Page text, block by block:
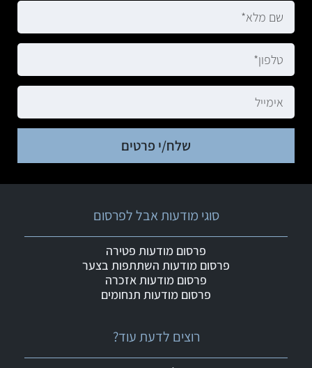
שלח/י פרטים
רוצים לדעת עוד?
סוגי מודעות אבל לפרסום
פרסום מודעות פטירה
פרסום מודעות השתתפות בצער
פרסום מודעות אזכרה
פרסום מודעות תנחומים